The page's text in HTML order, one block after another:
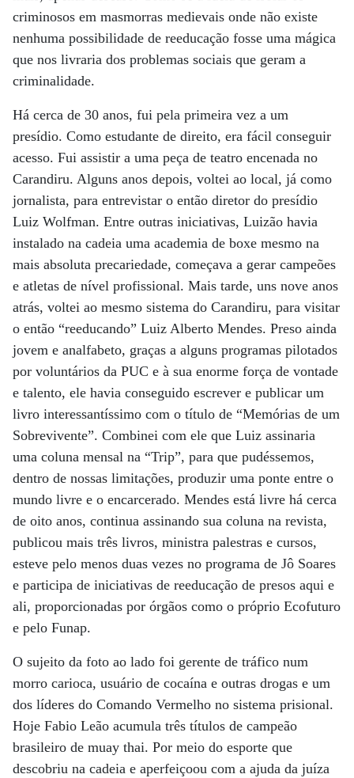
criminosos em masmorras medievais onde não existe
nenhuma possibilidade de reeducação fosse uma mágica
que nos livraria dos problemas sociais que geram a
criminalidade.
Há cerca de 30 anos, fui pela primeira vez a um
presídio. Como estudante de direito, era fácil conseguir
acesso. Fui assistir a uma peça de teatro encenada no
Carandiru. Alguns anos depois, voltei ao local, já como
jornalista, para entrevistar o então diretor do presídio
Luiz Wolfman. Entre outras iniciativas, Luizão havia
instalado na cadeia uma academia de boxe mesmo na
mais absoluta precariedade, começava a gerar campeões
e atletas de nível profissional. Mais tarde, uns nove anos
atrás, voltei ao mesmo sistema do Carandiru, para visitar
o então “reeducando” Luiz Alberto Mendes. Preso ainda
jovem e analfabeto, graças a alguns programas pilotados
por voluntários da PUC e à sua enorme força de vontade
e talento, ele havia conseguido escrever e publicar um
livro interessantíssimo com o título de “Memórias de um
Sobrevivente”. Combinei com ele que Luiz assinaria
uma coluna mensal na “Trip”, para que pudéssemos,
dentro de nossas limitações, produzir uma ponte entre o
mundo livre e o encarcerado. Mendes está livre há cerca
de oito anos, continua assinando sua coluna na revista,
publicou mais três livros, ministra palestras e cursos,
esteve pelo menos duas vezes no programa de Jô Soares
e participa de iniciativas de reeducação de presos aqui e
ali, proporcionadas por órgãos como o próprio Ecofuturo
e pelo Funap.
O sujeito da foto ao lado foi gerente de tráfico num
morro carioca, usuário de cocaína e outras drogas e um
dos líderes do Comando Vermelho no sistema prisional.
Hoje Fabio Leão acumula três títulos de campeão
brasileiro de muay thai. Por meio do esporte que
descobriu na cadeia e aperfeiçoou com a ajuda da juíza